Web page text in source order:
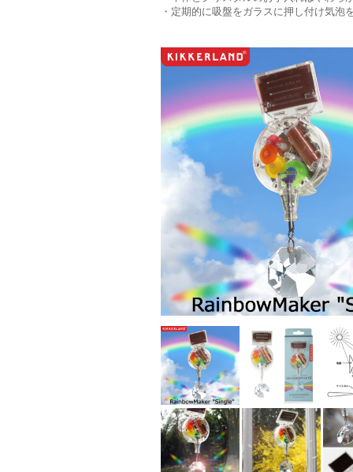
・定期的に吸盤をガラスに押し付け気泡